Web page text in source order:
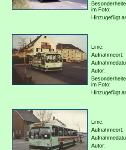
im Foto:
Hinzugefügt
Linie:
Aufnahmeort:
Autor:
im Foto:
Hinzugefügt
Linie:
Aufnahmeort:
Autor: